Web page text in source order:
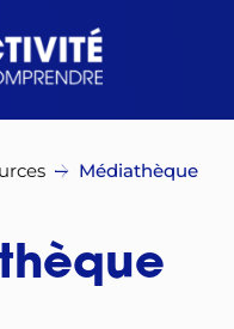
Médiathèque